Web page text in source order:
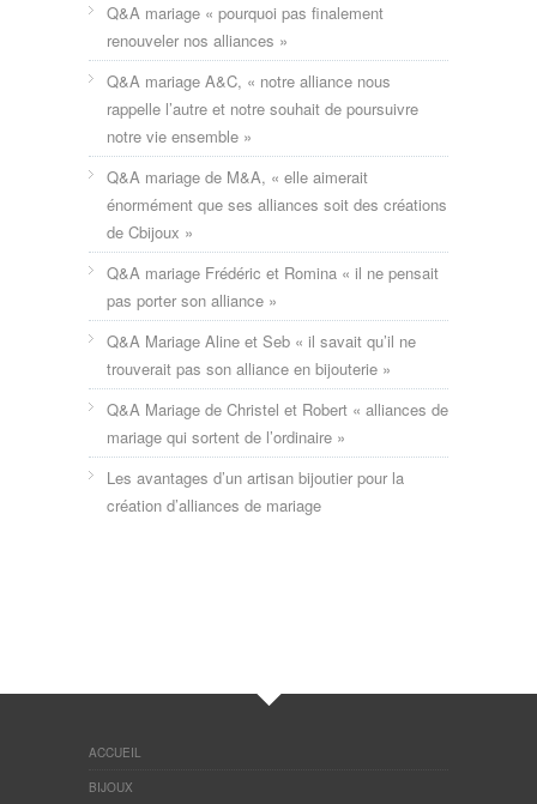
Q&A mariage « pourquoi pas finalement
renouveler nos alliances »
Q&A mariage A&C, « notre alliance nous
rappelle l’autre et notre souhait de poursuivre
notre vie ensemble »
Q&A mariage de M&A, « elle aimerait
énormément que ses alliances soit des créations
de Cbijoux »
Q&A mariage Frédéric et Romina « il ne pensait
pas porter son alliance »
Q&A Mariage Aline et Seb « il savait qu’il ne
trouverait pas son alliance en bijouterie »
Q&A Mariage de Christel et Robert « alliances de
mariage qui sortent de l’ordinaire »
Les avantages d’un artisan bijoutier pour la
création d’alliances de mariage
ACCUEIL
BIJOUX